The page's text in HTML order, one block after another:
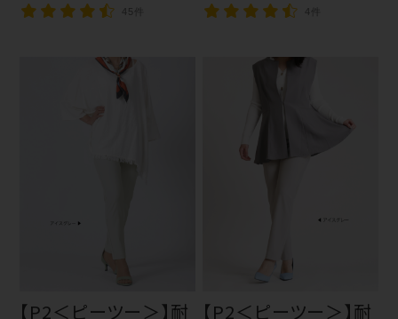
45件 4件
【P2＜ピーツー＞】耐 【P2＜ピーツー＞】耐